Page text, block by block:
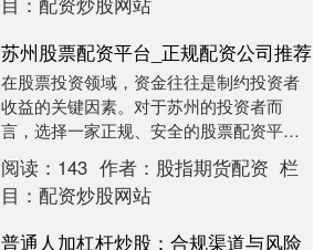
苏州股票配资平台_正规配资公司推荐
在股票投资领域，资金往往是制约投资者
收益的关键因素。对于苏州的投资者而
言，选择一家正规、安全的股票配资平台
至关重要。本文将为您推荐几家值得信赖
的苏州股票配资公司....
阅读： 143 作者： 股指期货配资 栏
目： 配资炒股网站
普通人加杠杆炒股：合规渠道与风险